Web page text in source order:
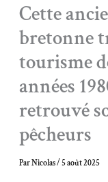
Cette
bretonne
tourisme
années
retrouvé
pêcheurs
ParNicolas/5 août 2025